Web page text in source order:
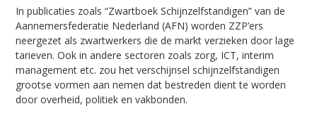
In publicaties zoals “Zwartboek Schijnzelfstandigen” van de
Aannemersfederatie Nederland (AFN) worden ZZP’ers
neergezet als zwartwerkers die de markt verzieken door lage
tarieven. Ook in andere sectoren zoals zorg, ICT, interim
management etc. zou het verschijnsel schijnzelfstandigen
grootse vormen aan nemen dat bestreden dient te worden
door overheid, politiek en vakbonden.